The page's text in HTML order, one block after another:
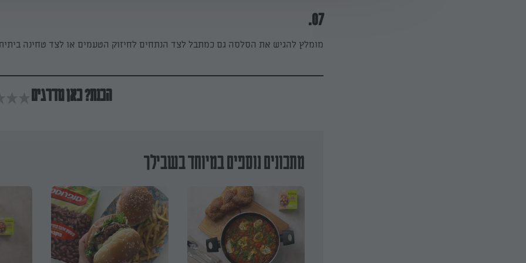
07.
מומלץ להגיש את הסלסה גם כמתבל לצד הנתחים לחיזוק הטעמים או לצד טחינה
הכנת? כאן מדרגים
מתכונים נוספים במיוחד בשבילך